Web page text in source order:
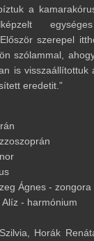
a
szerepel
szólammal,
is visszaállítottuk
eredetit.”
Ágnes - zongora
- harmónium
Horák